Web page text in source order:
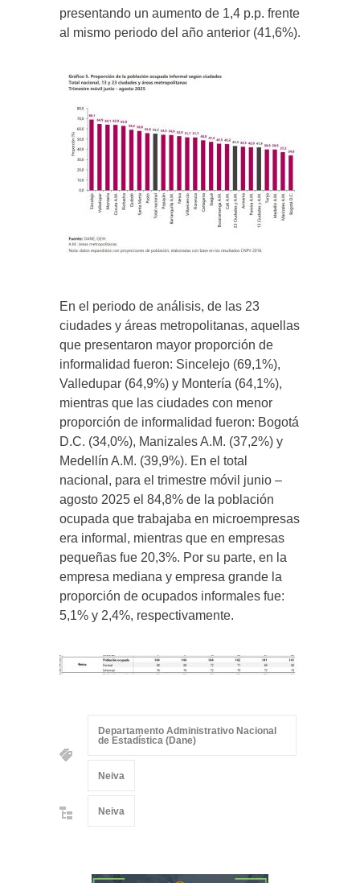
presentando un aumento de 1,4 p.p. frente
al mismo periodo del año anterior (41,6%).
En el periodo de análisis, de las 23
ciudades y áreas metropolitanas, aquellas
que presentaron mayor proporción de
informalidad fueron: Sincelejo (69,1%),
Valledupar (64,9%) y Montería (64,1%),
mientras que las ciudades con menor
proporción de informalidad fueron: Bogotá
D.C. (34,0%), Manizales A.M. (37,2%) y
Medellín A.M. (39,9%). En el total
nacional, para el trimestre móvil junio –
agosto 2025 el 84,8% de la población
ocupada que trabajaba en microempresas
era informal, mientras que en empresas
pequeñas fue 20,3%. Por su parte, en la
empresa mediana y empresa grande la
proporción de ocupados informales fue:
5,1% y 2,4%, respectivamente.
Departamento Administrativo Nacional
de Estadística (Dane)
Neiva
Neiva